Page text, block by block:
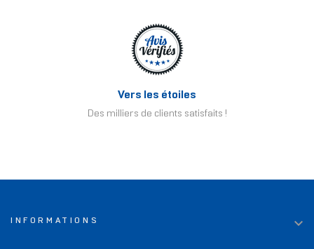
Vers les étoiles
Des milliers de clients satisfaits !
INFORMATIONS 